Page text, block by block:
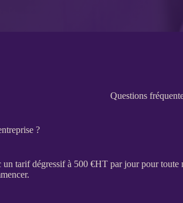
Questions
?
un tarif dégressif à 500 €HT par jour pour toute